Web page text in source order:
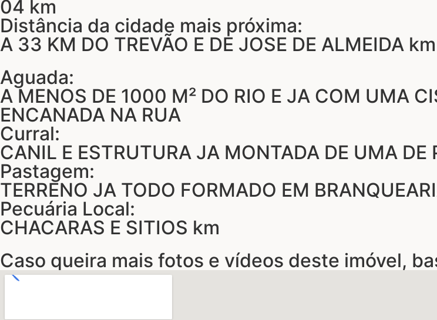
04 km
Distância da cidade mais próxima:
A 33 KM DO TREVÃO E DE JOSE DE ALMEIDA km
Aguada:
A MENOS DE 1000 M² DO RIO E JA COM UMA
ENCANADA NA RUA
Curral:
CANIL E ESTRUTURA JA MONTADA DE UMA DE
Pastagem:
TERRENO JA TODO FORMADO EM
Pecuária Local:
CHACARAS E SITIOS km
Caso queira mais fotos e vídeos deste imóvel,